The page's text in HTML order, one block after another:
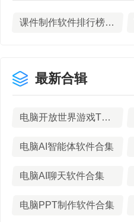
课件制作软件排行榜TOP10下载
最新合辑
电脑开放世界游戏TOP10排行榜
电脑AI智能体软件合集
电脑AI聊天软件合集
电脑PPT制作软件合集